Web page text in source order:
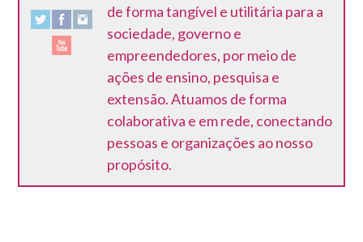
de forma tangível e utilitária para a
sociedade, governo e
empreendedores, por meio de
ações de ensino, pesquisa e
extensão. Atuamos de forma
colaborativa e em rede, conectando
pessoas e organizações ao nosso
propósito.